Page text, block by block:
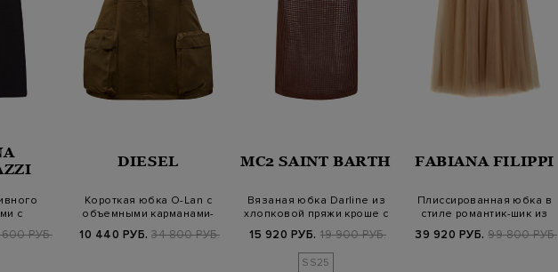
с
РУБ.
DIESEL
Короткая юбка O-Lan с
объемными карманами-
10 440 РУБ. 34 800 РУБ.
MC2 SAINT BARTH
Вязаная юбка Darline из
хлопковой пряжи кроше с
15 920 РУБ. 19 900 РУБ.
SS25
FABIANA FILIPPI
Плиссированная юбка в
стиле романтик-шик из
39 920 РУБ. 99 800 РУБ.